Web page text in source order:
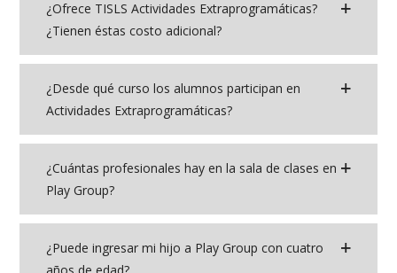
¿Ofrece TISLS Actividades Extraprogramáticas?
¿Tienen éstas costo adicional?
¿Desde qué curso los alumnos participan en
Actividades Extraprogramáticas?
¿Cuántas profesionales hay en la sala de clases en
Play Group?
¿Puede ingresar mi hijo a Play Group con cuatro